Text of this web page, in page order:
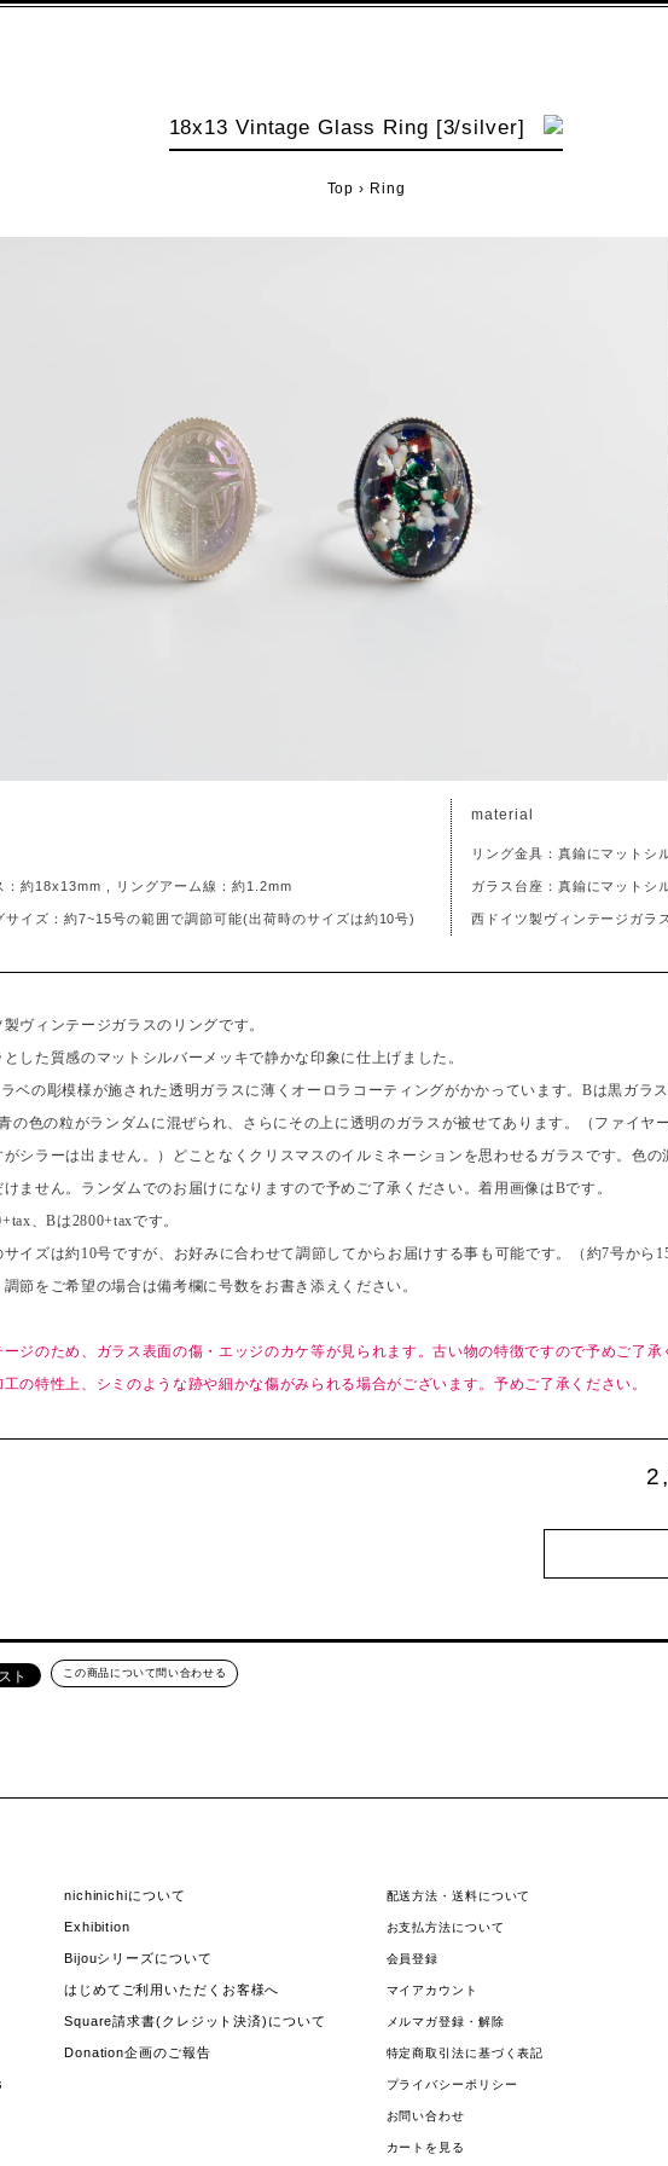
18x13 Vintage Glass Ring [3/silver]
Top › Ring
：約18x13mm , リングアーム線：約1.2mm
サイズ：約7~15号の範囲で調節可能(出荷時のサイズは約10号)
material
リング金具：真鍮にマットシ
ガラス台座：真鍮にマットシ
西ドイツ製ヴィンテージガラス
ヴィンテージガラスのリングです。
した質感のマットシルバーメッキで静かな印象に仕上げました。
ベの彫模様が施された透明ガラスに薄くオーロラコーティングがかかっています。Bは黒ガラ
の色の粒がランダムに混ぜられ、さらにその上に透明のガラスが被せてあります。（ファイヤ
がシラーは出ません。）どことなくクリスマスのイルミネーションを思わせるガラスです。色の
ません。ランダムでのお届けになりますので予めご了承ください。着用画像はBです。
、Bは2800+taxです。
サイズは約10号ですが、お好みに合わせて調節してからお届けする事も可能です。（約7号から
調節をご希望の場合は備考欄に号数をお書き添えください。
ージのため、ガラス表面の傷・エッジのカケ等が見られます。古い物の特徴ですので予めご了承
の特性上、シミのような跡や細かな傷がみられる場合がございます。予めご了承ください。
この商品について問い合わせる
nichinichiについて
Exhibition
Bijouシリーズについて
はじめてご利用いただくお客様へ
Square請求書(クレジット決済)について
Donation企画のご報告
配送方法・送料について
お支払方法について
会員登録
マイアカウント
メルマガ登録・解除
特定商取引法に基づく表記
プライバシーポリシー
お問い合わせ
カートを見る